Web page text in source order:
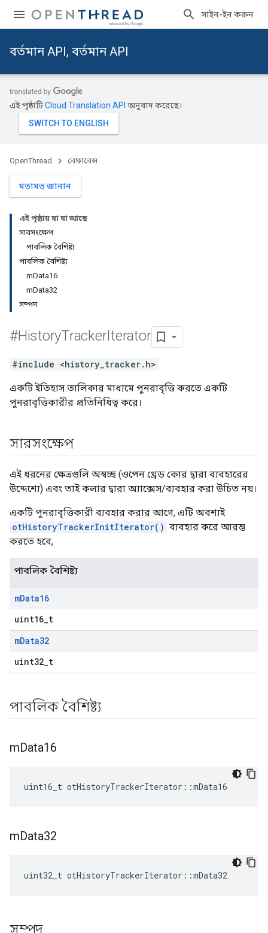
সাইন-ইন করুন
বর্তমান API, বর্তমান API
এই পৃষ্ঠাটিCloud Translation API অনুবাদ করেছে।
OpenThread রেফারেন্স
মতামত জানান
এই পৃষ্ঠায় যা যা আছে
সারসংক্ষেপ
পাবলিক বৈশিষ্ট্য
পাবলিক বৈশিষ্ট্য
mData16
mData32
সম্পদ
#HistoryTrackerIterator
#include <history_tracker.h>
একটি ইতিহাস তালিকার মাধ্যমে পুনরাবৃত্তি করতে একটি
পুনরাবৃত্তিকারীর প্রতিনিধিত্ব করে।
সারসংক্ষেপ
এই ধরনের ক্ষেত্রগুলি অস্বচ্ছ (ওপেন থ্রেড কোর দ্বারা ব্যবহারের
উদ্দেশ্যে) এবং তাই কলার দ্বারা অ্যাক্সেস/ব্যবহার করা উচিত নয়।
একটি পুনরাবৃত্তিকারী ব্যবহার করার আগে, এটি অবশ্যই
otHistoryTrackerInitIterator() ব্যবহার করে আরম্ভ
করতে হবে,
পাবলিক বৈশিষ্ট্য
mData16
uint16_t
mData32
uint32_t
পাবলিক বৈশিষ্ট্য
mData16
uint16_t otHistoryTrackerIterator ::mData16
mData32
uint32_t otHistoryTrackerIterator ::mData32
সম্পদ